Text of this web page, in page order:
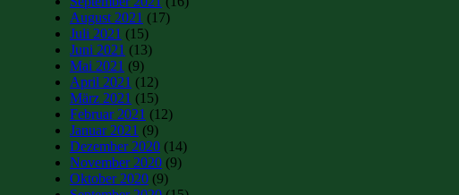
August 2021 (17)
Juli 2021 (15)
Juni 2021 (13)
Mai 2021 (9)
April 2021 (12)
März 2021 (15)
Februar 2021 (12)
Januar 2021 (9)
Dezember 2020 (14)
November 2020 (9)
Oktober 2020 (9)